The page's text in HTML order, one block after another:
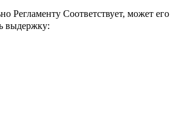
Регламенту Соответствует, может его
выдержку: